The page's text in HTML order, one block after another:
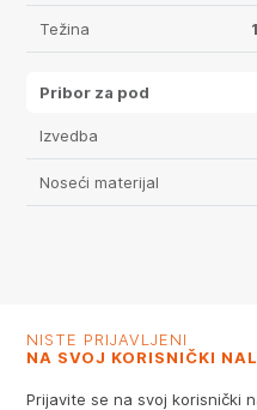
Težina
Pribor za pod
Izvedba
Noseći materijal
NISTE PRIJAVLJENI
NA SVOJ KORISNIČKI
Prijavite se na svoj korisnički